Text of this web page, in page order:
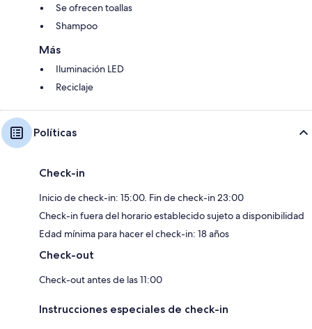
Se ofrecen toallas
Shampoo
Más
Iluminación LED
Reciclaje
Políticas
Check-in
Inicio de check-in: 15:00. Fin de check-in 23:00
Check-in fuera del horario establecido sujeto a disponibilidad
Edad mínima para hacer el check-in: 18 años
Check-out
Check-out antes de las 11:00
Instrucciones especiales de check-in